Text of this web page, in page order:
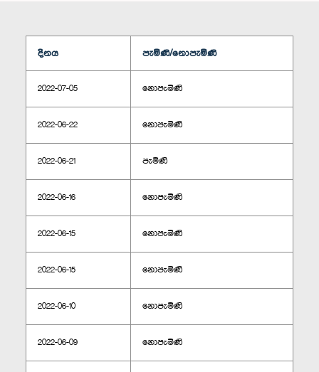
දිනය පැමිණි/නොපැමිණි
2022-07-05 නොපැමිණි
2022-06-22 නොපැමිණි
2022-06-21 පැමිණි
2022-06-16 නොපැමිණි
2022-06-15 නොපැමිණි
2022-06-15 නොපැමිණි
2022-06-10 නොපැමිණි
2022-06-09 නොපැමිණි